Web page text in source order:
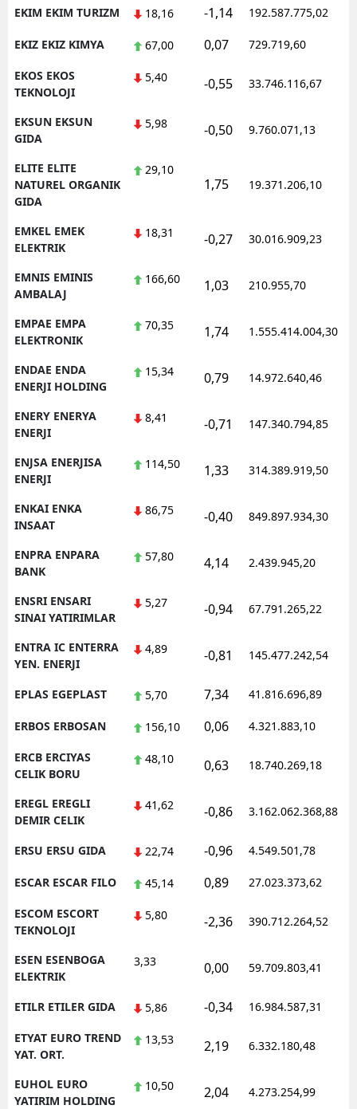
EKIM EKIM TURIZM 18,16 -1,14 192.587.775,02
EKIZ EKIZ KIMYA 67,00 0,07 729.719,60
EKOS EKOS
TEKNOLOJI
5,40 -0,55 33.746.116,67
EKSUN EKSUN
GIDA
5,98 -0,50 9.760.071,13
ELITE ELITE
NATUREL ORGANIK
GIDA
29,10
1,75 19.371.206,10
EMKEL EMEK
ELEKTRIK
18,31 -0,27 30.016.909,23
EMNIS EMINIS
AMBALAJ
166,60 1,03 210.955,70
EMPAE EMPA
ELEKTRONIK
70,35 1,74 1.555.414.004,30
ENDAE ENDA
ENERJI HOLDING
15,34 0,79 14.972.640,46
ENERY ENERYA
ENERJI
8,41 -0,71 147.340.794,85
ENJSA ENERJISA
ENERJI
114,50 1,33 314.389.919,50
ENKAI ENKA
INSAAT
86,75 -0,40 849.897.934,30
ENPRA ENPARA
BANK
57,80 4,14 2.439.945,20
ENSRI ENSARI
SINAI YATIRIMLAR
5,27 -0,94 67.791.265,22
ENTRA IC ENTERRA
YEN. ENERJI
4,89 -0,81 145.477.242,54
EPLAS EGEPLAST 5,70 7,34 41.816.696,89
ERBOS ERBOSAN 156,10 0,06 4.321.883,10
ERCB ERCIYAS
CELIK BORU
48,10 0,63 18.740.269,18
EREGL EREGLI
DEMIR CELIK
41,62 -0,86 3.162.062.368,88
ERSU ERSU GIDA 22,74 -0,96 4.549.501,78
ESCAR ESCAR FILO 45,14 0,89 27.023.373,62
ESCOM ESCORT
TEKNOLOJI
5,80 -2,36 390.712.264,52
ESEN ESENBOGA
ELEKTRIK
3,33 0,00 59.709.803,41
ETILR ETILER GIDA 5,86 -0,34 16.984.587,31
ETYAT EURO TREND
YAT. ORT.
13,53 2,19 6.332.180,48
EUHOL EURO
YATIRIM HOLDING
10,50 2,04 4.273.254,99